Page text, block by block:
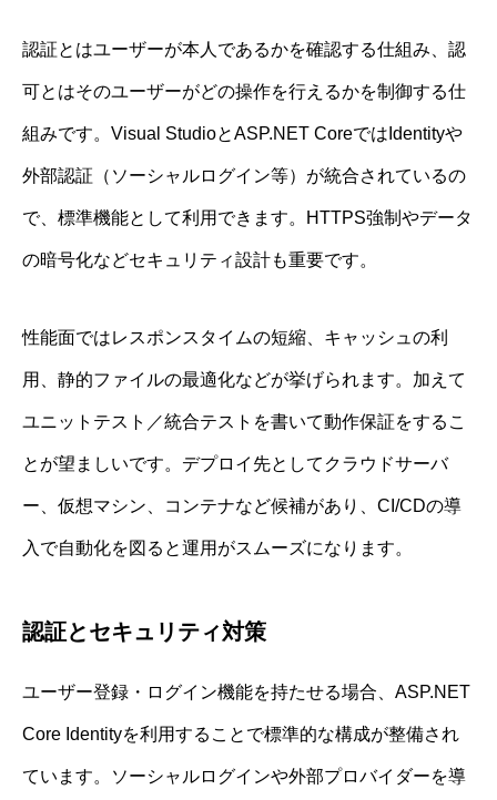
認証とはユーザーが本人であるかを確認する仕組み、認
可とはそのユーザーがどの操作を行えるかを制御する仕
組みです。Visual StudioとASP.NET CoreではIdentityや
外部認証（ソーシャルログイン等）が統合されているの
で、標準機能として利用できます。HTTPS強制やデータ
の暗号化などセキュリティ設計も重要です。
性能面ではレスポンスタイムの短縮、キャッシュの利
用、静的ファイルの最適化などが挙げられます。加えて
ユニットテスト／統合テストを書いて動作保証をするこ
とが望ましいです。デプロイ先としてクラウドサーバ
ー、仮想マシン、コンテナなど候補があり、CI/CDの導
入で自動化を図ると運用がスムーズになります。
認証とセキュリティ対策
ユーザー登録・ログイン機能を持たせる場合、ASP.NET
Core Identityを利用することで標準的な構成が整備され
ています。ソーシャルログインや外部プロバイダーを導